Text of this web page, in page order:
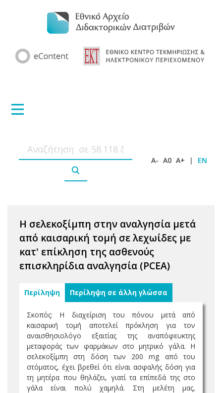
A- A0 A+ | EN
Η σελεκοξίμπη στην αναλγησία μετά
από καισαρική τομή σε λεχωίδες με
κατ' επίκληση της ασθενούς
επισκληρίδια αναλγησία (PCEA)
Περίληψη Περίληψη σε άλλη γλώσσα
Σκοπός: Η διαχείριση του πόνου μετά από
καισαρική τομή αποτελεί πρόκληση για τον
αναισθησιολόγο εξαιτίας της αναπόφευκτης
μεταφοράς των φαρμάκων στο μητρικό γάλα. Η
σελεκοξίμπη στη δόση των 200 mg από του
στόματος, έχει βρεθεί ότι είναι ασφαλής δόση για
τη μητέρα που θηλάζει, γιατί τα επίπεδά της στο
γάλα είναι πολύ χαμηλά. Στη μελέτη μας,